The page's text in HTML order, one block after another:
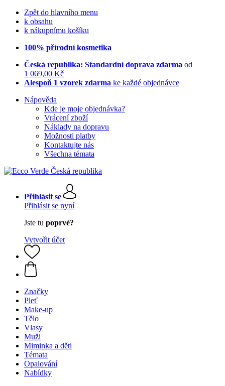
Zpět do hlavního menu
k obsahu
k nákupnímu košíku
100% přírodní kosmetika
Česká republika: Standardní doprava zdarma od
1 069,00 Kč
Alespoň 1 vzorek zdarma ke každé objednávce
Nápověda
Kde je moje objednávka?
Vrácení zboží
Náklady na dopravu
Možnosti platby
Kontaktujte nás
Všechna témata
Přihlásit se
Přihlásit se nyní
Jste tu poprvé?
Vytvořit účet
Značky
Pleť
Make-up
Tělo
Vlasy
Muži
Miminka a děti
Témata
Opalování
Nabídky